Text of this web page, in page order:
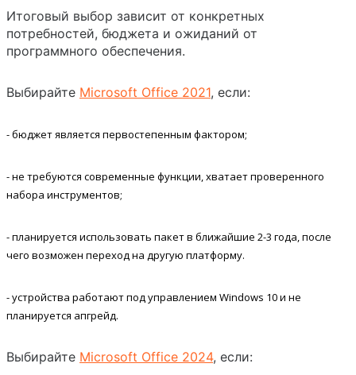
Итоговый выбор зависит от конкретных
потребностей, бюджета и ожиданий от
программного обеспечения.
Выбирайте Microsoft Office 2021, если:
- бюджет является первостепенным фактором;
- не требуются современные функции, хватает проверенного
набора инструментов;
- планируется использовать пакет в ближайшие 2-3 года, после
чего возможен переход на другую платформу.
- устройства работают под управлением Windows 10 и не
планируется апгрейд.
Выбирайте Microsoft Office 2024, если: